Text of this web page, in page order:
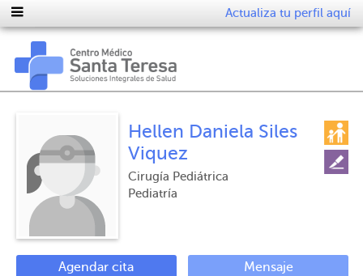
Actualiza tu perfil aquí
Hellen Daniela Siles
Viquez
Cirugía Pediátrica
Pediatría
Agendar cita Mensaje